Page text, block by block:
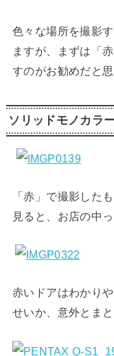
色々な場所を撮影
ますが、まずは「
すのがお勧めだと思
ソリッドモノカラ
「赤」で撮影した
見ると、お店の中
赤いドアはわかり
せいか、意外とまと